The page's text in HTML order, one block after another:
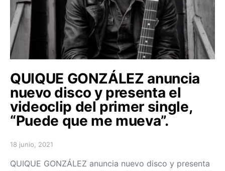
QUIQUE GONZÁLEZ anuncia
nuevo disco y presenta el
videoclip del primer single,
“Puede que me mueva”.
Posted on
18 junio, 2021
QUIQUE GONZÁLEZ anuncia nuevo disco y presenta